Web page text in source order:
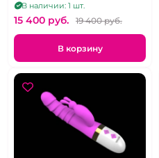
В наличии: 1 шт.
15 400 pуб. 19 400 pуб.
В корзину